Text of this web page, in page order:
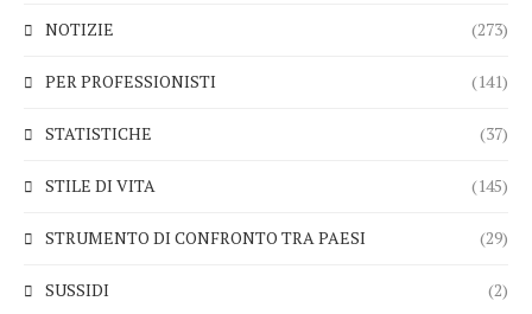
NOTIZIE (273)
PER PROFESSIONISTI (141)
STATISTICHE (37)
STILE DI VITA (145)
STRUMENTO DI CONFRONTO TRA PAESI (29)
SUSSIDI (2)